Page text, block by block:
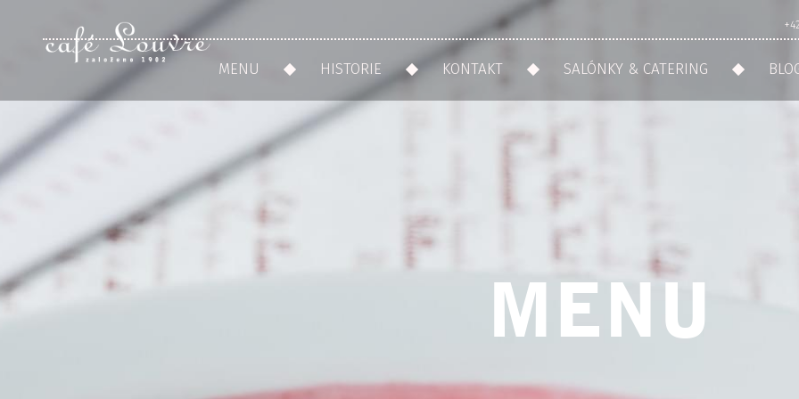
MENU HISTORIE KONTAKT SALÓNKY & CATERING
MENU